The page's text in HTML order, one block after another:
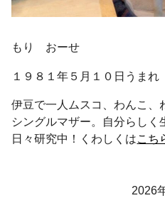
もり おーせ
１９８１年５月１０日うまれ
伊豆で一人ムスコ、わんこ、
シングルマザー。自分らしく
日々研究中！くわしくはこち
2026